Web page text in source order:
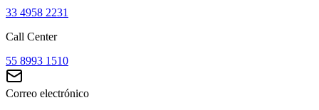
33 4958 2231
Call Center
55 8993 1510
Correo electrónico